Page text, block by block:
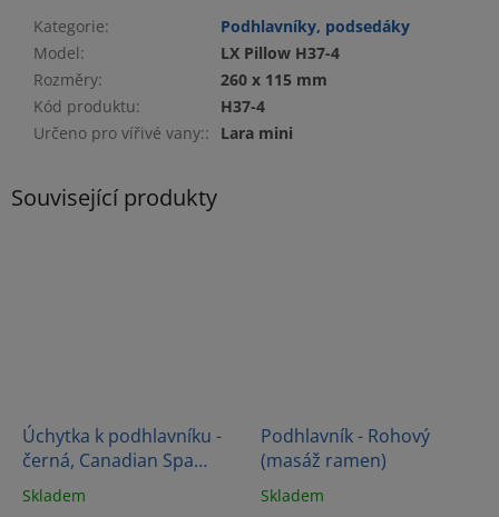
Kategorie:
Podhlavníky, podsedáky
Model:
LX Pillow H37-4
Rozměry:
260 x 115 mm
Kód produktu:
H37-4
Určeno pro vířivé vany:: Lara mini
Související produkty
Úchytka k podhlavníku -
černá, Canadian Spa
International
Skladem
Podhlavník - Rohový
(masáž ramen)
Skladem